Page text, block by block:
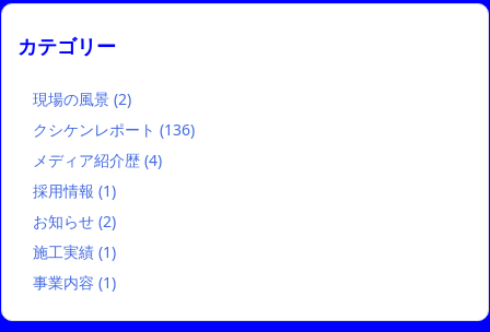
カテゴリー
現場の風景 (2)
クシケンレポート (136)
メディア紹介歴 (4)
採用情報 (1)
お知らせ (2)
施工実績 (1)
事業内容 (1)